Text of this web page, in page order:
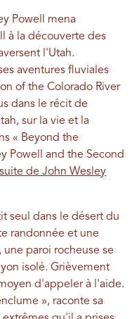
Powell mena
à la découverte des
l'Utah.
aventures fluviales
of the Colorado River
dans le récit de
sur la vie et la
« Beyond the
Powell and the Second
de John Wesley
seul dans le désert du
randonnée et une
paroi rocheuse se
isolé. Grièvement
d'appeler à l'aide.
», raconte sa